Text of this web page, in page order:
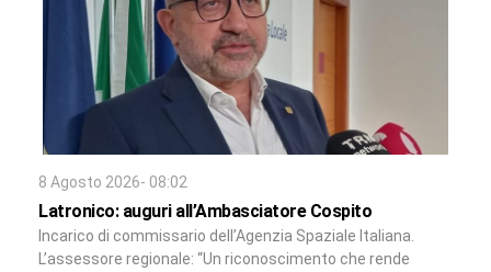
8 Agosto 2026- 08:02
Latronico: auguri all’Ambasciatore Cospito
Incarico di commissario dell’Agenzia Spaziale Italiana.
L’assessore regionale: “Un riconoscimento che rende